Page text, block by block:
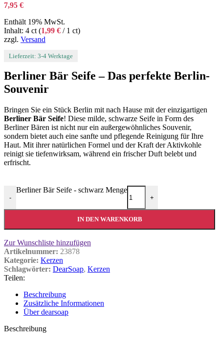
7,95 €
Enthält 19% MwSt.
Inhalt: 4 ct (1,99 € / 1 ct)
zzgl. Versand
Lieferzeit: 3-4 Werktage
Berliner Bär Seife – Das perfekte Berlin-
Souvenir
Bringen Sie ein Stück Berlin mit nach Hause mit der einzigartigen
Berliner Bär Seife! Diese milde, schwarze Seife in Form des
Berliner Bären ist nicht nur ein außergewöhnliches Souvenir,
sondern bietet auch eine sanfte und pflegende Reinigung für Ihre
Haut. Mit ihrer natürlichen Formel und der Kraft der Aktivkohle
reinigt sie tiefenwirksam, während ein frischer Duft belebt und
erfrischt.
-
Berliner Bär Seife - schwarz Menge
+
IN DEN WARENKORB
Zur Wunschliste hinzufügen
Artikelnummer: 23878
Kategorie: Kerzen
Schlagwörter: DearSoap, Kerzen
Teilen:
Beschreibung
Zusätzliche Informationen
Über dearsoap
Beschreibung